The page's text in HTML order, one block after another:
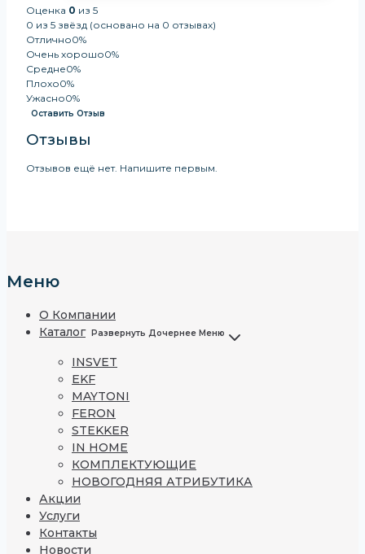
Оценка 0 из 5
0 из 5 звёзд (основано на 0 отзывах)
Отлично0%
Очень хорошо0%
Средне0%
Плохо0%
Ужасно0%
Оставить Отзыв
Отзывы
Отзывов ещё нет. Напишите первым.
Меню
О Компании
Каталог
Развернуть Дочернее Меню
INSVET
EKF
MAYTONI
FERON
STEKKER
IN HOME
КОМПЛЕКТУЮЩИЕ
НОВОГОДНЯЯ АТРИБУТИКА
Акции
Услуги
Контакты
Новости